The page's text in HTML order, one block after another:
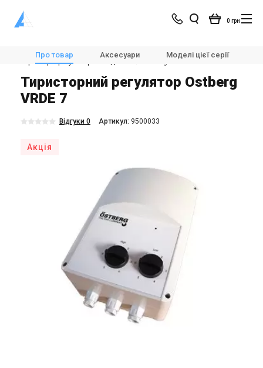
0 грн
Магазин Вентиляція
Автоматика для вентиляції
Тиристорні регулятори швидкості
Про товар Аксесуари Моделі цієї серії
Тиристорний регулятор Ostberg
VRDE 7
Відгуки 0 Aртикул: 9500033
Акція